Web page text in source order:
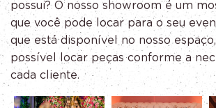
possui? O nosso showroom é um
que você pode locar para o seu
que está disponível no nosso
possível locar peças conforme a
cada cliente.